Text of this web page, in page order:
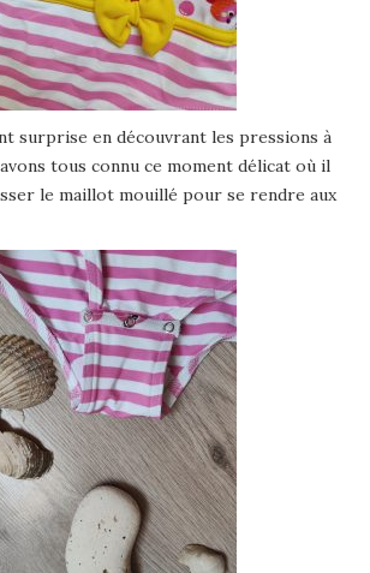
surprise en découvrant les pressions à
tous connu ce moment délicat où il
le maillot mouillé pour se rendre aux